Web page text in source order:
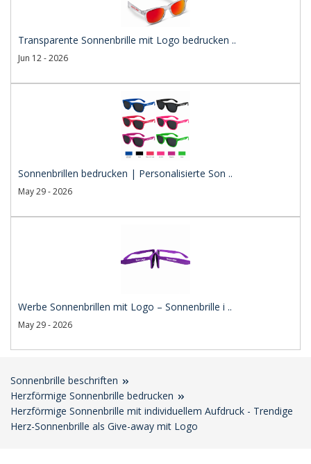
Transparente Sonnenbrille mit Logo bedrucken ..
Jun 12 - 2026
Sonnenbrillen bedrucken | Personalisierte Son ..
May 29 - 2026
Werbe Sonnenbrillen mit Logo – Sonnenbrille i ..
May 29 - 2026
Sonnenbrille beschriften
Herzförmige Sonnenbrille bedrucken
Herzförmige Sonnenbrille mit individuellem Aufdruck - Trendige
Herz-Sonnenbrille als Give-away mit Logo